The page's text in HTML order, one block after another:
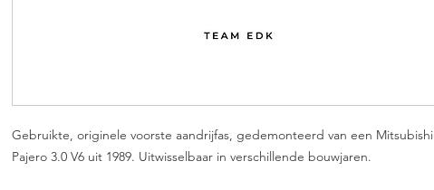
Gebruikte, originele voorste aandrijfas, gedemonteerd van een Mitsubishi
Pajero 3.0 V6 uit 1989. Uitwisselbaar in verschillende bouwjaren.